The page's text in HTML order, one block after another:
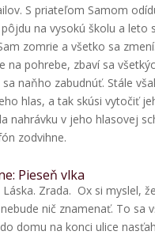
S priateľom Samom
na vysokú školu a leto
zomrie a všetko sa
na pohrebe, zbaví sa
naňho zabudnúť. Stále
hlas, a tak skúsi vytočiť
nahrávku v jeho hlasovej
zodvihne.
Pieseň vlka
Láska. Zrada. Ox si myslel,
nič znamenať. To sa
domu na konci ulice